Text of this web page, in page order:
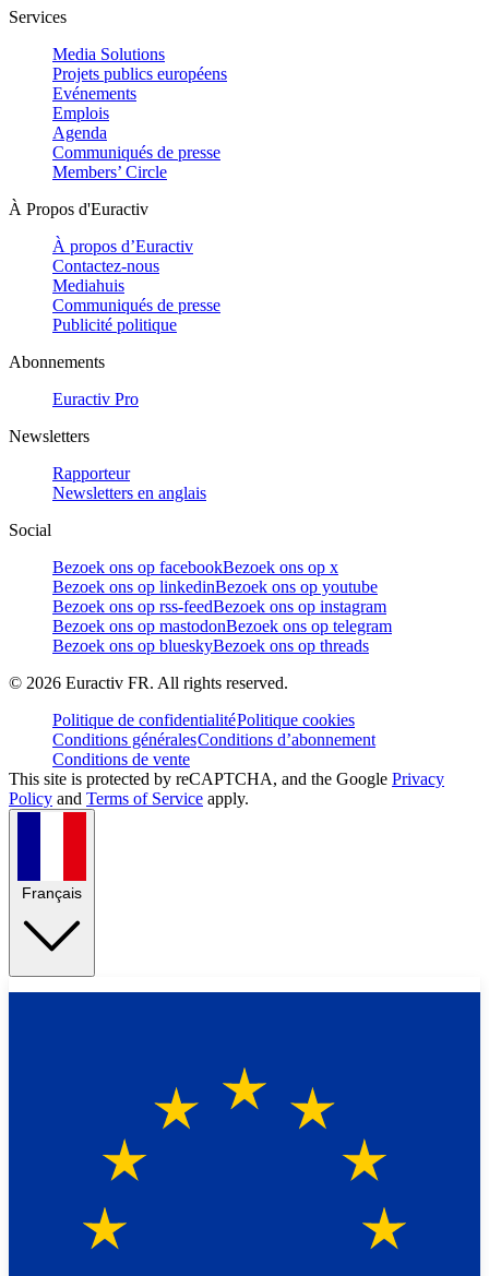
Services
Media Solutions
Projets publics européens
Evénements
Emplois
Agenda
Communiqués de presse
Members’ Circle
À Propos d'Euractiv
À propos d’Euractiv
Contactez-nous
Mediahuis
Communiqués de presse
Publicité politique
Abonnements
Euractiv Pro
Newsletters
Rapporteur
Newsletters en anglais
Social
Bezoek ons op facebookBezoek ons op x
Bezoek ons op linkedinBezoek ons op youtube
Bezoek ons op rss-feedBezoek ons op instagram
Bezoek ons op mastodonBezoek ons op telegram
Bezoek ons op blueskyBezoek ons op threads
© 2026 Euractiv FR. All rights reserved.
Politique de confidentialitéPolitique cookies
Conditions généralesConditions d’abonnement
Conditions de vente
This site is protected by reCAPTCHA, and the Google Privacy
Policy and Terms of Service apply.
Français